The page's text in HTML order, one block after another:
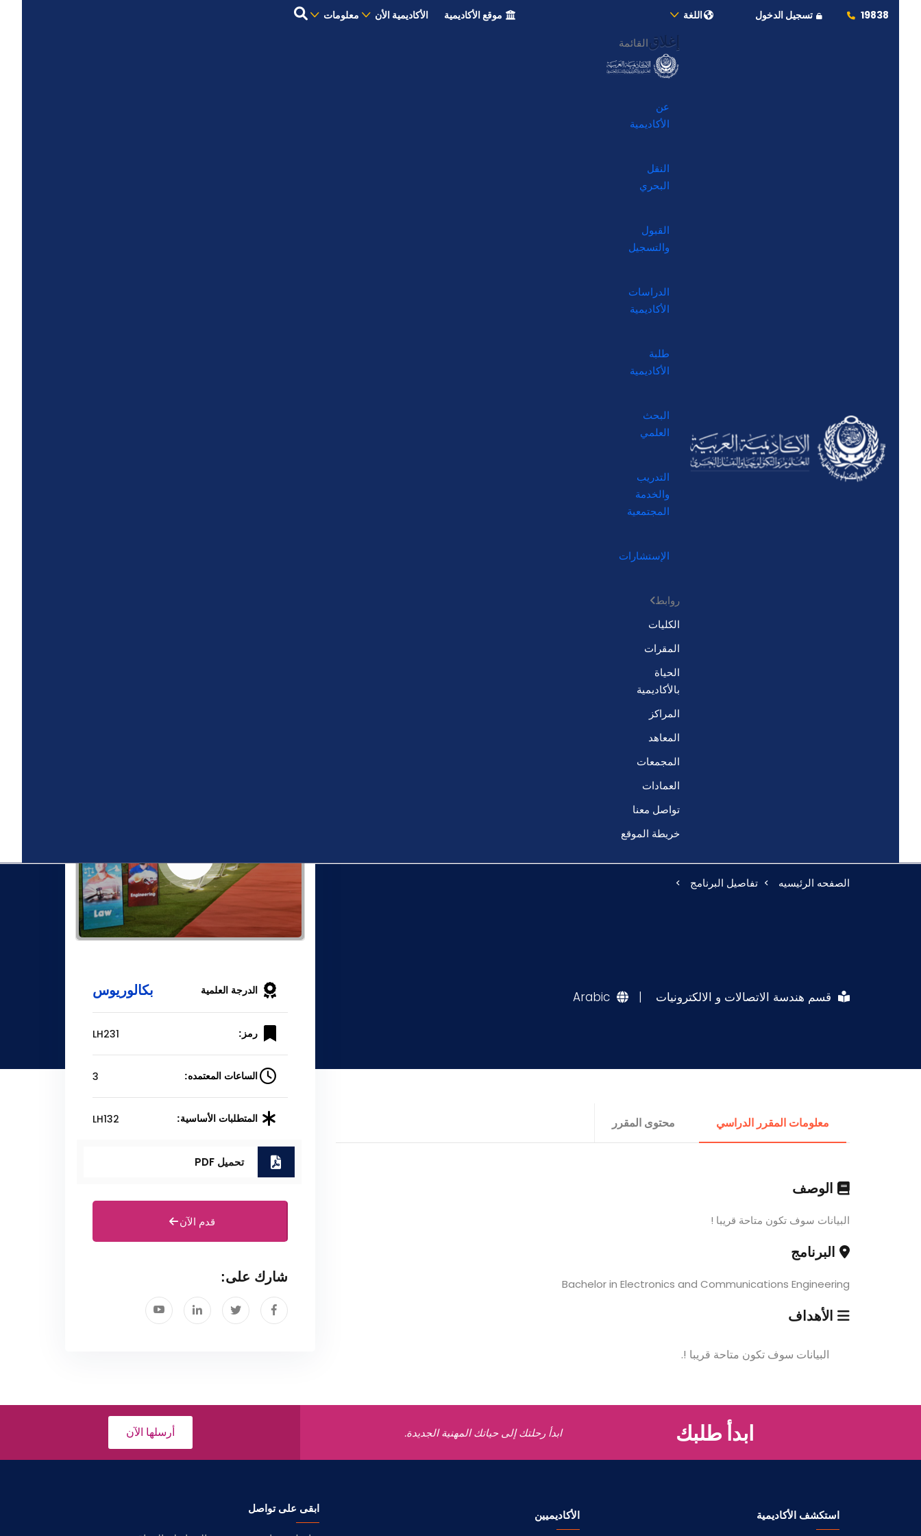
19838 تسجيل الدخول اللغة موقع الأكاديمية الأكاديمية الأن معلومات
إغلاق القائمة
عن
الأكاديمية
النقل
البحري
القبول
والتسجيل
الدراسات
الأكاديمية
طلبة
الأكاديمية
البحث
العلمي
التدريب
والخدمة
المجتمعية
الإستشارات
روابط
الكليات
المقرات
الحياة
بالأكاديمية
المراكز
المعاهد
المجمعات
العمادات
تواصل معنا
خريطة الموقع
الصفحه الرئيسيه تفاصيل البرنامج
قسم هندسة الاتصالات و الالكترونيات |
Arabic
معلومات المقرر الدراسي محتوى المقرر
الوصف
البيانات سوف تكون متاحة قريبا !
البرنامج
Bachelor in Electronics and Communications Engineering
الأهداف
البيانات سوف تكون متاحة قريبا !.
الدرجة العلمية بكالوريوس
رمز: LH231
الساعات المعتمده: 3
المتطلبات الأساسية: LH132
تحميل PDF
قدم الآن
شارك على:
ابدأ طلبك ابدأ رحلتك إلى حياتك المهنية الجديدة. أرسلها الآن
استكشف الأكاديمية الأكاديميين
ابقى على تواصل